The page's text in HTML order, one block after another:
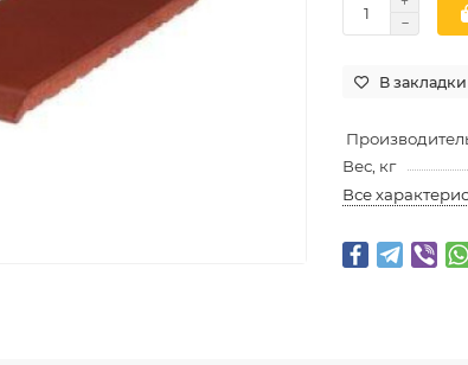
В закладки
Вес, кг
Все